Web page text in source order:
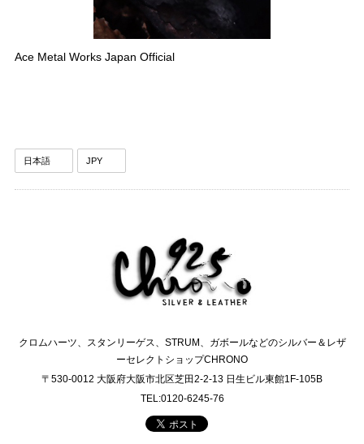
Ace Metal Works Japan Official
クロムハーツ、スタンリーゲス、STRUM、ガボールなどのシルバー＆レザ
ーセレクトショップCHRONO
〒530-0012 大阪府大阪市北区芝田2-2-13 日生ビル東館1F-105B
TEL:0120-6245-76